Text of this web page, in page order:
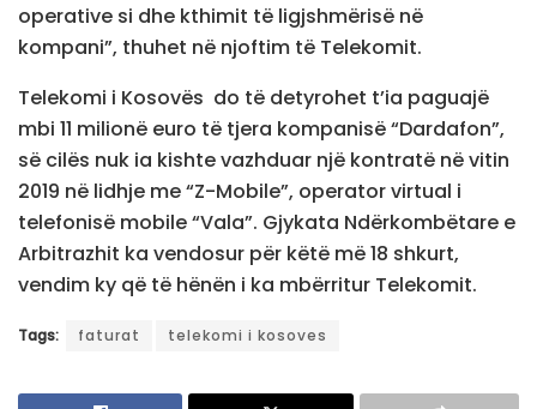
operative si dhe kthimit të ligjshmërisë në
kompani”, thuhet në njoftim të Telekomit.
Telekomi i Kosovës do të detyrohet t’ia paguajë
mbi 11 milionë euro të tjera kompanisë “Dardafon”,
së cilës nuk ia kishte vazhduar një kontratë në vitin
2019 në lidhje me “Z-Mobile”, operator virtual i
telefonisë mobile “Vala”. Gjykata Ndërkombëtare e
Arbitrazhit ka vendosur për këtë më 18 shkurt,
vendim ky që të hënën i ka mbërritur Telekomit.
Tags: faturat telekomi i kosoves